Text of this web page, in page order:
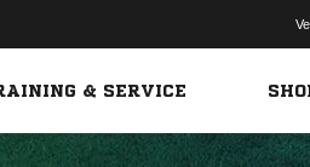
& SERVICE